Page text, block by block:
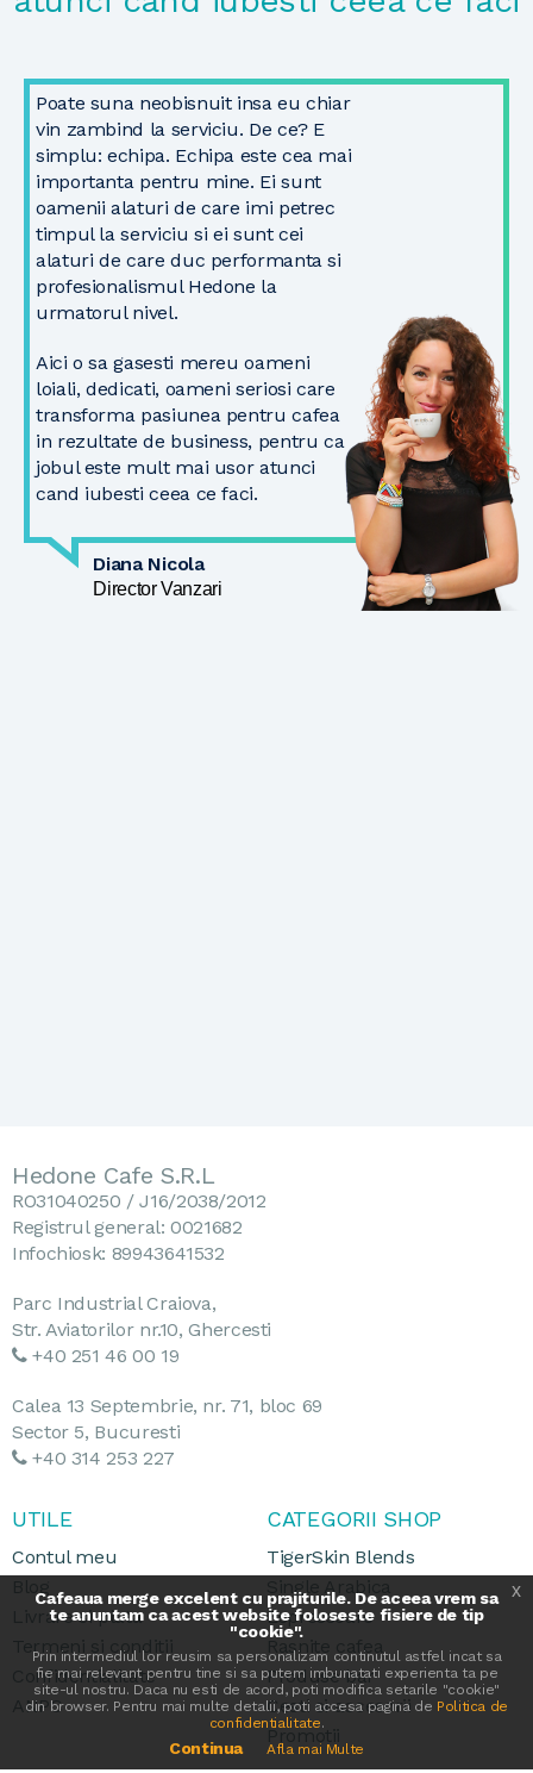
Poate suna neobisnuit insa eu chiar
vin zambind la serviciu. De ce? E
simplu: echipa. Echipa este cea mai
importanta pentru mine. Ei sunt
oamenii alaturi de care imi petrec
timpul la serviciu si ei sunt cei
alaturi de care duc performanta si
profesionalismul Hedone la
urmatorul nivel.
Aici o sa gasesti mereu oameni
loiali, dedicati, oameni seriosi care
transforma pasiunea pentru cafea
in rezultate de business, pentru ca
jobul este mult mai usor atunci
cand iubesti ceea ce faci.
Diana Nicola
Director Vanzari
Hedone Cafe S.R.L
RO31040250 / J16/2038/2012
Registrul general: 0021682
Infochiosk: 89943641532
Parc Industrial Craiova,
Str. Aviatorilor nr.10, Ghercesti
+40 251 46 00 19
Calea 13 Septembrie, nr. 71, bloc 69
Sector 5, Bucuresti
+40 314 253 227
UTILE
Contul meu
Livrare si plata
Termeni si conditii
Confidentialitate
ANPC
CATEGORII SHOP
TigerSkin Blends
Single Arabica
Espressoare
Rasnite cafea
Produse bar
Cesti si accesorii
Promotii
Cafeaua merge excelent cu prajiturile. De aceea vrem sa
te anuntam ca acest website foloseste fisiere de tip
"cookie".
Prin intermediul lor reusim sa personalizam continutul astfel incat sa
fie mai relevant pentru tine si sa putem imbunatati experienta ta pe
site-ul nostru. Daca nu esti de acord, poti modifica setarile "cookie"
din browser. Pentru mai multe detalii, poti accesa pagina de Politica de
confidentialitate.
Continua Afla mai Multe
x